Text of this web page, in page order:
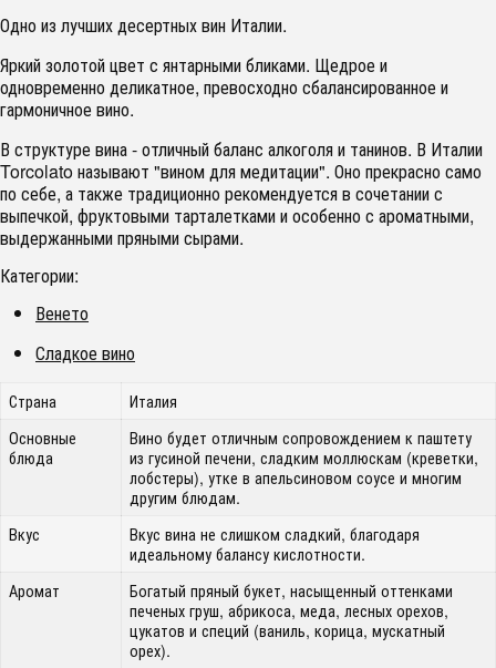
Одно из лучших десертных вин Италии.
Яркий золотой цвет с янтарными бликами. Щедрое и
одновременно деликатное, превосходно сбалансированное и
гармоничное вино.
В структуре вина - отличный баланс алкоголя и танинов. В Италии
Torcolato называют "вином для медитации". Оно прекрасно само
по себе, а также традиционно рекомендуется в сочетании с
выпечкой, фруктовыми тарталетками и особенно с ароматными,
выдержанными пряными сырами.
Категории:
Венето
Сладкое вино
Страна
Италия
Основные
блюда
Вино будет отличным сопровождением к паштету
из гусиной печени, сладким моллюскам (креветки,
лобстеры), утке в апельсиновом соусе и многим
другим блюдам.
Вкус
Вкус вина не слишком сладкий, благодаря
идеальному балансу кислотности.
Аромат
Богатый пряный букет, насыщенный оттенками
печеных груш, абрикоса, меда, лесных орехов,
цукатов и специй (ваниль, корица, мускатный
орех).